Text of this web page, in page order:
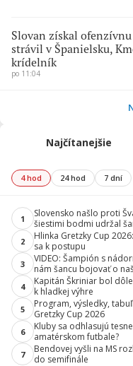
Slovan získal
strávil v Španielsku,
krídelník
po 11:04
Najčítanejšie
4 hod 24 hod 7 dní
1
Slovensko našlo proti
šiestimi bodmi udržal
2
Hlinka Gretzky Cup
sa k postupu
3
VIDEO: Šampión s
nám šancu bojovať o
4
Kapitán Škriniar bol
k hladkej výhre
5
Program, výsledky,
Gretzky Cup 2026
6
Kluby sa odhlasujú
amatérskom futbale?
7
Bendovej vyšli na MS
do semifinále